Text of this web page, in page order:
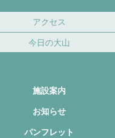
アクセス
今日の大山
施設案内
お知らせ
パンフレット